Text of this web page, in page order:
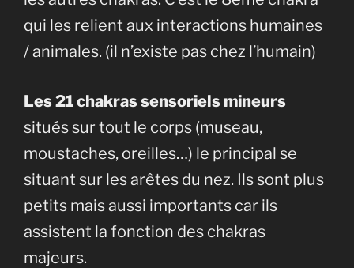
qui les relient aux interactions humaines
/ animales. (il n’existe pas chez l’humain)
Les 21 chakras sensoriels mineurs
situés sur tout le corps (museau,
moustaches, oreilles…) le principal se
situant sur les arêtes du nez. Ils sont plus
petits mais aussi importants car ils
assistent la fonction des chakras
majeurs.